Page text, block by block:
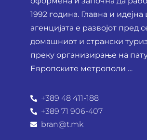
1992 година. Главна и идејна
агенцијата е развојот пред
домашниот и странски
преку организирање на
Европските метрополи …
+389 48 411-188
+389 71 906-407
bran@t.mk